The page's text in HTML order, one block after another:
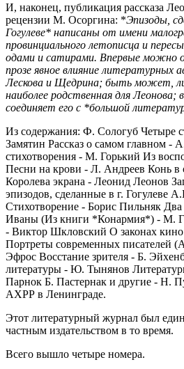
И, наконец, публикация рассказа
рецензии М. Осоргина: *Эпизоды,
Гогулеве* написаны от имени
провинциального летописца и
одами и сатирами. Впервые можно
прозе явное влияние литературных
Лескова и Щедрина; быть может,
наиболее родственная для Леонова;
соединяет его с *большой
Из содержания: Ф. Сологуб Четыре
Замятин Рассказ о самом главном -
стихотворения - М. Горький Из
Песни на крови - Л. Андреев Конь в
Королева экрана - Леонид Леонов
эпизодов, сделанные в г.
Стихотворение - Борис Пильняк Два
Иваны (Из книги *Конармия*) - М.
- Виктор Шкловский О законах
Портреты современных писателей
Эфрос Восстание зрителя - Б.
литературы - Ю. Тынянов
Парнок Б. Пастернак и другие - Н.
АХРР в Ленинграде.
Этот литературный журнал был
частным издательством в то время.
Всего вышло четыре номера.